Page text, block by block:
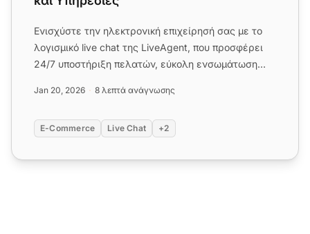
Ενισχύστε την ηλεκτρονική επιχείρησή σας με το
λογισμικό live chat της LiveAgent, που προσφέρει
24/7 υποστήριξη πελατών, εύκολη ενσωμάτωση
Jan 20, 2026 8 λεπτά ανάγνωσης
E-Commerce Live Chat +2